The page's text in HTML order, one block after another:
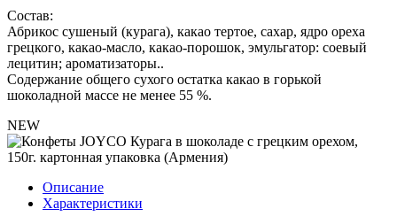
Состав:
Абрикос сушеный (курага), какао тертое, сахар, ядро ореха
грецкого, какао-масло, какао-порошок, эмульгатор: соевый
лецитин; ароматизаторы..
Содержание общего сухого остатка какао в горькой
шоколадной массе не менее 55 %.
NEW
Описание
Характеристики